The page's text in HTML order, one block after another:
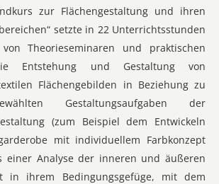
zur Flächengestaltung und ihren
setzte in 22 Unterrichtsstunden
Theorieseminaren und praktischen
Entstehung und Gestaltung von
Flächengebilden in Beziehung zu
Gestaltungsaufgaben der
(zum Beispiel dem Entwickeln
mit individuellem Farbkonzept
einer Analyse der inneren und äußeren
in ihrem Bedingungsgefüge, mit dem